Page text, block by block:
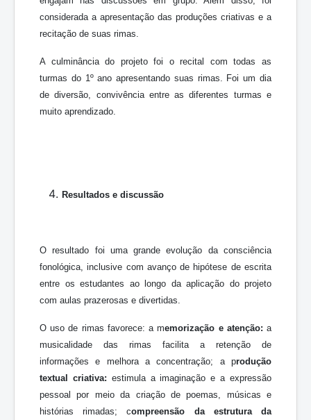
considerada a apresentação das produções criativas e a
recitação de suas rimas.
A culminância do projeto foi o recital com todas as
turmas do 1º ano apresentando suas rimas. Foi um dia
de diversão, convivência entre as diferentes turmas e
muito aprendizado.
Resultados e discussão
O resultado foi uma grande evolução da consciência
fonológica, inclusive com avanço de hipótese de escrita
entre os estudantes ao longo da aplicação do projeto
com aulas prazerosas e divertidas.
O uso de rimas favorece: a memorização e atenção: a
musicalidade das rimas facilita a retenção de
informações e melhora a concentração; a produção
textual criativa: estimula a imaginação e a expressão
pessoal por meio da criação de poemas, músicas e
histórias rimadas; compreensão da estrutura da